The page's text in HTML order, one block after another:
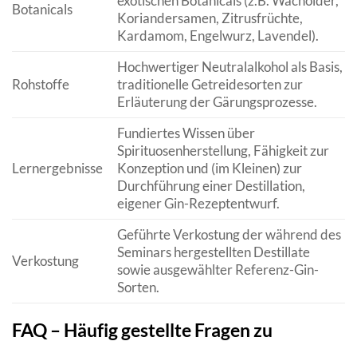
Botanicals
Koriandersamen, Zitrusfrüchte,
Kardamom, Engelwurz, Lavendel).
Rohstoffe
Hochwertiger Neutralalkohol als Basis,
traditionelle Getreidesorten zur
Erläuterung der Gärungsprozesse.
Lernergebnisse
Fundiertes Wissen über
Spirituosenherstellung, Fähigkeit zur
Konzeption und (im Kleinen) zur
Durchführung einer Destillation,
eigener Gin-Rezeptentwurf.
Verkostung
Geführte Verkostung der während des
Seminars hergestellten Destillate
sowie ausgewählter Referenz-Gin-
Sorten.
FAQ – Häufig gestellte Fragen zu